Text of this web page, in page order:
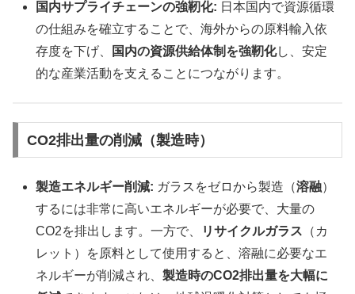
国内サプライチェーンの強靭化: 日本国内で資源循環
の仕組みを確立することで、海外からの原料輸入依
存度を下げ、
国内の資源供給体制を強靭化し、安定
的な産業活動を支えることにつながります。
CO2排出量の削減（製造時）
製造エネルギー削減: ガラスをゼロから製造（溶融）
するには非常に高いエネルギーが必要で、大量の
CO2を排出します。一方で、
リサイクルガラス （カ
レット）を原料として使用すると、溶融に必要なエ
ネルギーが削減され、製造時のCO2排出量を大幅に